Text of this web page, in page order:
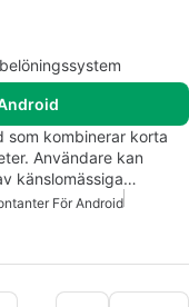
som kombinerar korta
Användare kan
känslomässiga…
För Android